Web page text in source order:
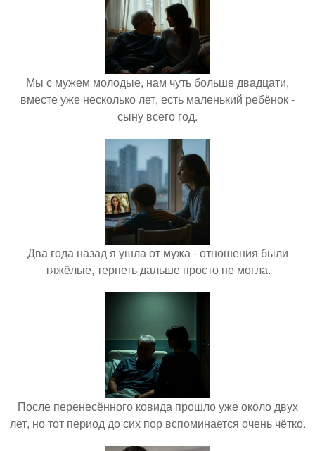
Мы с мужем молодые, нам чуть больше двадцати,
вместе уже несколько лет, есть маленький ребёнок -
сыну всего год.
Два года назад я ушла от мужа - отношения были
тяжёлые, терпеть дальше просто не могла.
После перенесённого ковида прошло уже около двух
лет, но тот период до сих пор вспоминается очень чётко.